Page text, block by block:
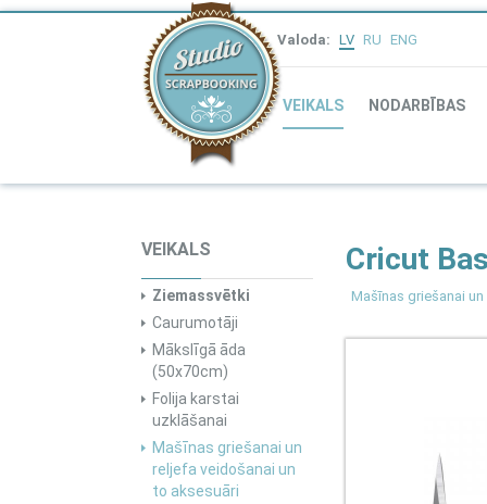
Valoda: LV RU ENG
VEIKALS NODARBĪBAS
VEIKALS
Ziemassvētki
Caurumotāji
Mākslīgā āda
(50x70cm)
Folija karstai
uzklāšanai
Mašīnas griešanai un
reljefa veidošanai un
to aksesuāri
Cricut
Mašīnas griešanai